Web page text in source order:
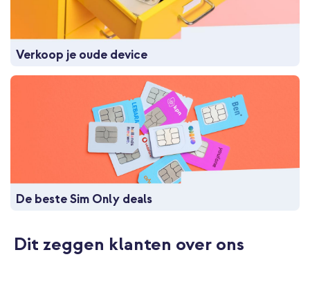
Verkoop je oude device
De beste Sim Only deals
Dit zeggen klanten over ons